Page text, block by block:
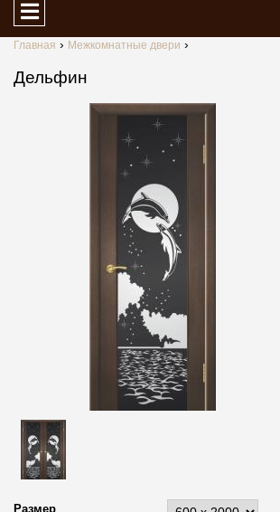
Главная Межкомнатные двери
Дельфин
Размер